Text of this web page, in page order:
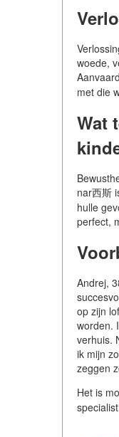
woede,
met die
Wat
nar西斯
hulle
perfect,
Andrej,
op zijn
worden.
verhuis.
ik mijn
zeggen
Het is